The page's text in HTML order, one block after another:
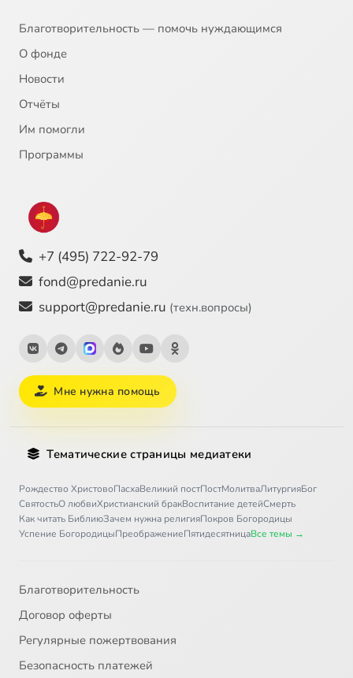
Благотворительность — помочь нуждающимся
О фонде
Новости
Отчёты
Им помогли
Программы
+7 (495) 722-92-79
fond@predanie.ru
support@predanie.ru (техн.вопросы)
Мне нужна помощь
Тематические страницы медиатеки
Рождество ХристовоПасхаВеликий постПостМолитваЛитургияБог
СвятостьО любвиХристианский бракВоспитание детейСмерть
Как читать БиблиюЗачем нужна религияПокров Богородицы
Успение БогородицыПреображениеПятидесятницаВсе темы →
Благотворительность
Договор оферты
Регулярные пожертвования
Безопасность платежей